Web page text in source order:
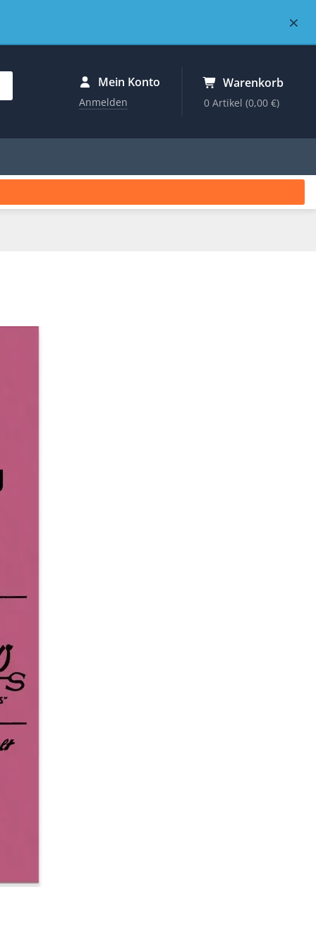
×
Mein Konto
Anmelden
Warenkorb
0 Artikel(0,00 €)